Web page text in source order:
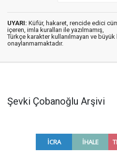
UYARI: Küfür, hakaret, rencide edici
içeren, imla kuralları ile yazılmamış,
Türkçe karakter kullanılmayan ve büyük
onaylanmamaktadır.
Şevki Çobanoğlu Arşivi